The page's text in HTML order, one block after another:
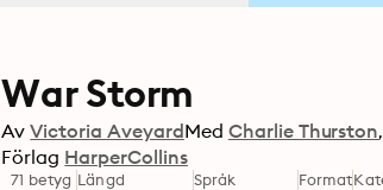
War Storm
Av Victoria AveyardMed Charlie Thurston
Förlag HarperCollins
71 betyg Längd Språk Format